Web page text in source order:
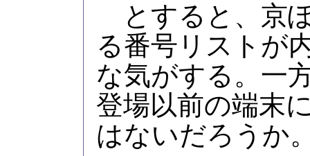
とすると、京
る番号リストが
な気がする。一
登場以前の端末
はないだろうか